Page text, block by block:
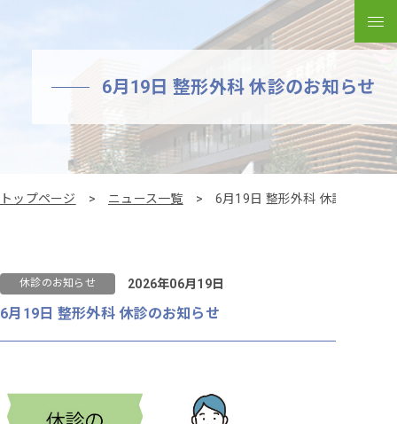
メ
6月19日 整形外科 休診のお知らせ
トップページ ニュース一覧 6月19日 整形外科 休診のお知
休診のお知らせ 2026年06月19日
6月19日 整形外科 休診のお知らせ